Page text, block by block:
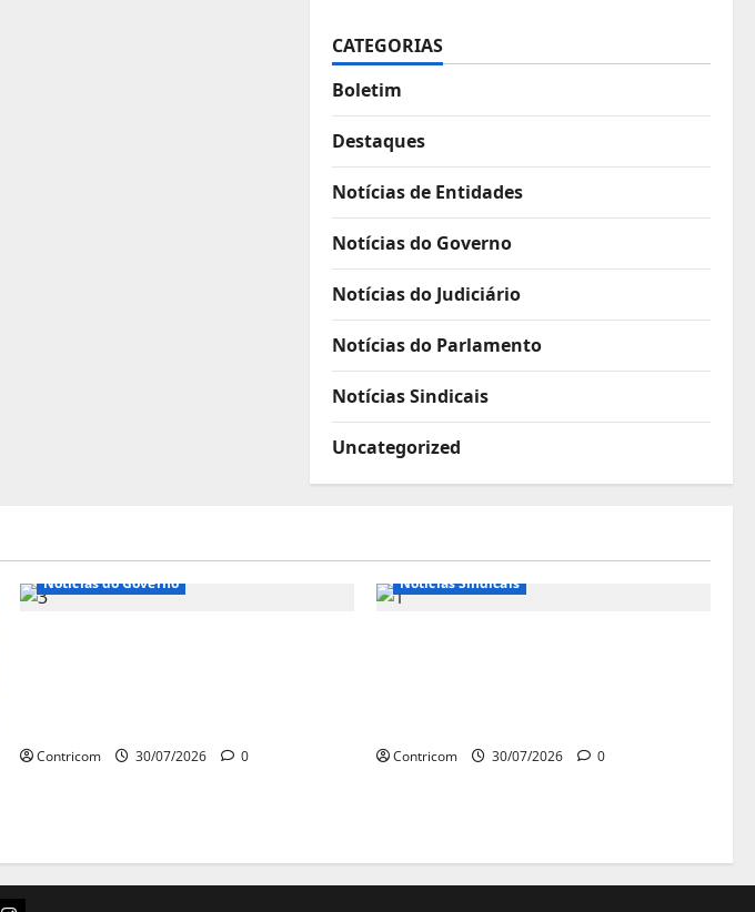
CATEGORIAS
Boletim
Destaques
Notícias de Entidades
Notícias do Governo
Notícias do Judiciário
Notícias do Parlamento
Notícias Sindicais
Uncategorized
Notícias do Governo
Contricom 30/07/2026 0
Notícias Sindicais
Contricom 30/07/2026 0